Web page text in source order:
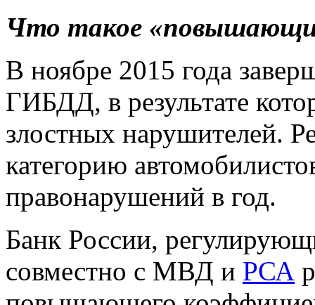
Что такое
В ноябре 2015 года
ГИБДД, в результате
злостных нарушителей.
категорию
правонарушений в год.
Банк России,
совместно с МВД и РСА